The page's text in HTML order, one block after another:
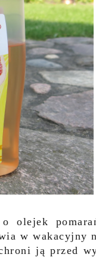
olejek
w wakacyjny
ją przed